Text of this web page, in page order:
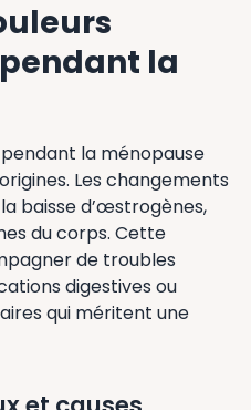
la
la ménopause
Les changements
baisse d’œstrogènes,
du corps. Cette
de troubles
digestives ou
qui méritent une